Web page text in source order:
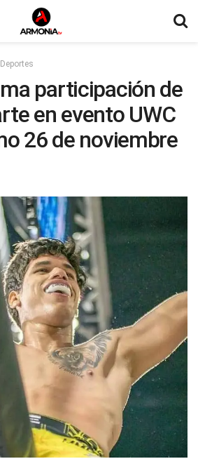
Deportes
participación de
en evento UWC
26 de noviembre